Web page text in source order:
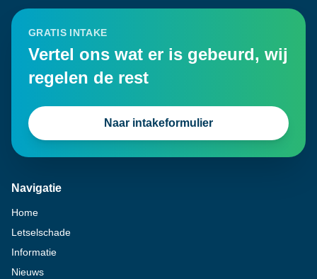
GRATIS INTAKE
Vertel ons wat er is gebeurd, wij
regelen de rest
Naar intakeformulier
Navigatie
Home
Letselschade
Informatie
Nieuws